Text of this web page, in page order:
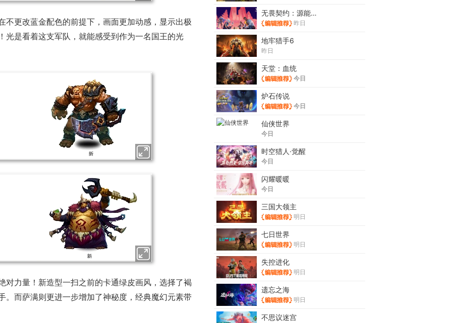
不更改蓝金配色的前提下，画面更加动感，显示出极
光是看着这支军队，就能感受到作为一名国王的光
对力量！新造型一扫之前的卡通绿皮画风，选择了褐
。而萨满则更进一步增加了神秘度，经典魔幻元素带
无畏契约：源能行动
昨日
地牢猎手6
昨日
天堂：血统
今日
炉石传说
今日
仙侠世界
今日
时空猎人·觉醒
今日
闪耀暖暖
今日
三国大领主
明日
七日世界
明日
失控进化
明日
遗忘之海
明日
不思议迷宫